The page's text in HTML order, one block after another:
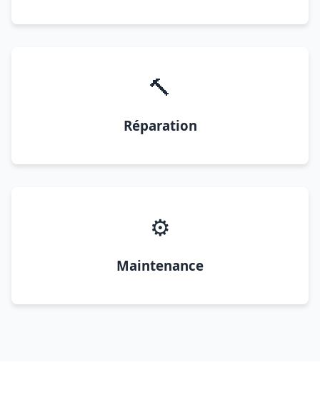
🔨
Réparation
⚙️
Maintenance